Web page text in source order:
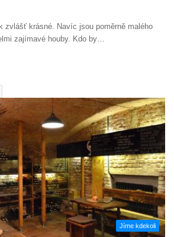
zvlášť krásné. Navíc jsou poměrně malého
zajímavé houby. Kdo by…
Jíme kdekoli